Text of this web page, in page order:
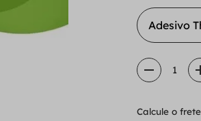
Adesivo
1
Calcule o